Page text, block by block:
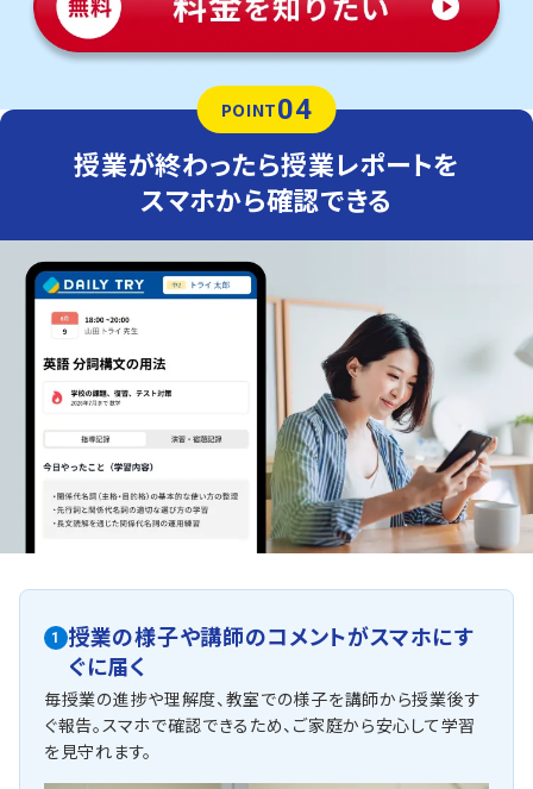
POINT04
授業が終わったら授業レポートを
スマホから確認できる
1
授業の様子や講師のコメントがスマホにす
ぐに届く
毎授業の進捗や理解度、教室での様子を講師から授業後す
ぐ報告。スマホで確認できるため、ご家庭から安心して学習
を見守れます。